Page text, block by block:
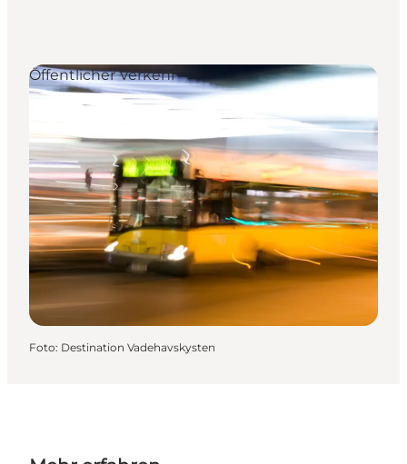
Öffentlicher Verkehr
Foto: Destination Vadehavskysten